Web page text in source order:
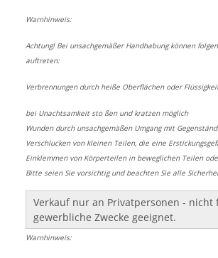
Warnhinweis:
Achtung! Bei unsachgemäßer Handhabung können
auftreten:
Verbrennungen durch heiße Oberflächen oder
bei Unachtsamkeit sto ßen und kratzen möglich
Wunden durch unsachgemäßen Umgang mit
Verschlucken von kleinen Teilen, die eine
Einklemmen von Körperteilen in beweglichen Teilen
Bitte seien Sie vorsichtig und beachten Sie alle
Verkauf nur an Privatpersonen - nicht
gewerbliche Zwecke geeignet.
Warnhinweis: